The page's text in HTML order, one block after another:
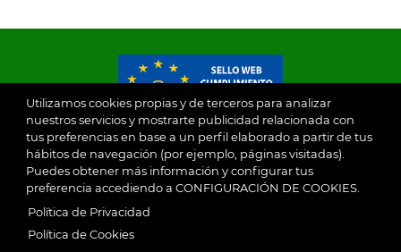
Utilizamos cookies propias y de terceros para analizar
nuestros servicios y mostrarte publicidad relacionada con
tus preferencias en base a un perfil elaborado a partir de tus
hábitos de navegación (por ejemplo, páginas visitadas).
Puedes obtener más información y configurar tus
preferencia accediendo a CONFIGURACIÓN DE COOKIES.
Política de Privacidad
Política de Cookies
© 2026
Ayuntamiento de Villaseca de la Sagra Aviso Legal